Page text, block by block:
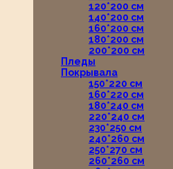
120*200 см
140*200 см
160*200 см
180*200 см
200*200 см
Пледы
Покрывала
150*220 см
160*220 см
180*240 см
220*240 см
230*250 см
240*260 см
250*270 см
260*260 см